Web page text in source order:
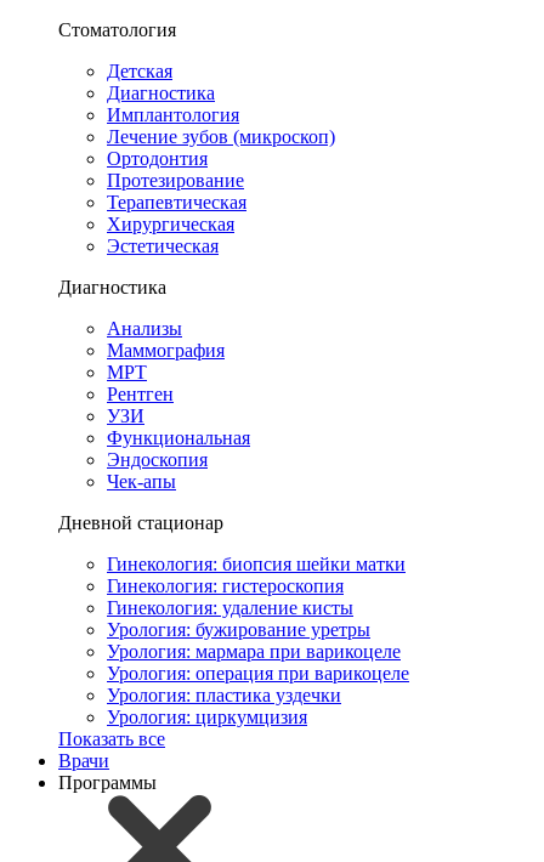
Стоматология
Детская
Диагностика
Имплантология
Лечение зубов (микроскоп)
Ортодонтия
Протезирование
Терапевтическая
Хирургическая
Эстетическая
Диагностика
Анализы
Маммография
МРТ
Рентген
УЗИ
Функциональная
Эндоскопия
Чек-апы
Дневной стационар
Гинекология: биопсия шейки матки
Гинекология: гистероскопия
Гинекология: удаление кисты
Урология: бужирование уретры
Урология: мармара при варикоцеле
Урология: операция при варикоцеле
Урология: пластика уздечки
Урология: циркумцизия
Показать все
Врачи
Программы